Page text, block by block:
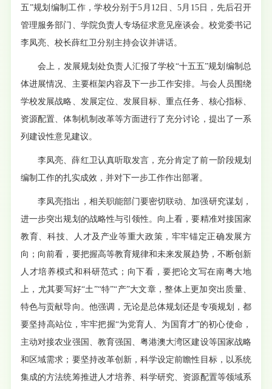
五”规划编制工作，学校分别于5月12日、5月15日，先后召开
管理服务部门、学院负责人专场征求意见座谈会。校党委书记
李凤亮、校长薛红卫分别主持会议并讲话。
会上，发展规划处负责人汇报了学校“十五五”规划编制总
体进展情况、主要框架内容及下一步工作安排。与会人员围绕
学校发展战略、发展定位、发展目标、重点任务、核心指标、
资源配置、体制机制改革等方面进行了充分讨论，提出了一系
列建设性意见建议。
李凤亮、薛红卫认真听取发言，充分肯定了前一阶段规划
编制工作的扎实成效，并对下一步工作作出部署。
李凤亮指出，相关职能部门要密切联动、加强研究谋划，
进一步突出规划的战略性与引领性。向上看，要精准对接国家
教育、科技、人才及产业等重大政策，牢牢锚定正确发展方
向；向前看，要把握高等教育规律和未来发展趋势，不断创新
人才培养模式和科研范式；向下看，要把论文写在南粤大地
上，尤其要写好“土”“特”“产”大文章，整体上更加突出质量、
特色与贡献导向。他强调，无论是总体规划还是专项规划，都
要坚持高站位，牢牢把握“为党育人、为国育才”的初心使命，
主动对接农业强国、教育强国、粤港澳大湾区建设等国家战略
和区域需求；要坚持改革创新，科学设定前瞻性目标，以系统
集成的方法统筹推进人才培养、科学研究、资源配置等领域系